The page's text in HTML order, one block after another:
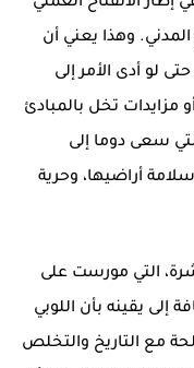
وهذا يعني أن
لو أدى الأمر إلى
مزايدات تخل بالمبادئ
سعى دوما إلى
أراضيها، وحرية
التي مورست على
يقينه بأن اللوبي
مع التاريخ والتخلص